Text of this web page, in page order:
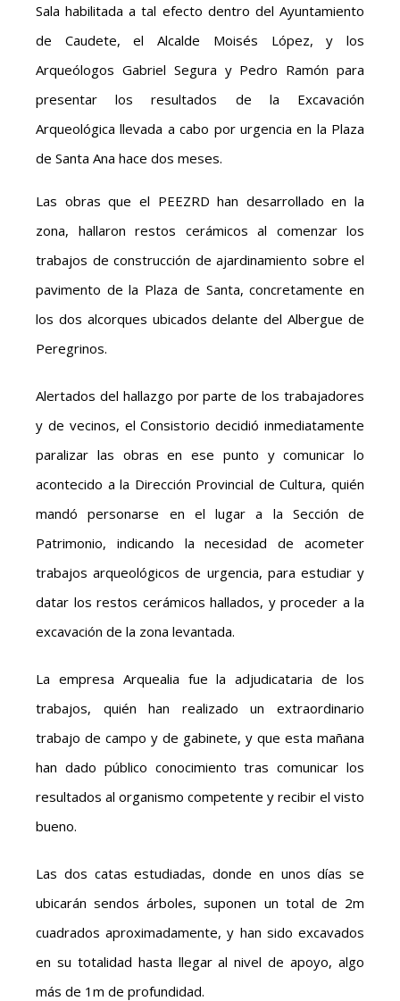
Sala habilitada a tal efecto dentro del Ayuntamiento
de Caudete, el Alcalde Moisés López, y los
Arqueólogos Gabriel Segura y Pedro Ramón para
presentar los resultados de la Excavación
Arqueológica llevada a cabo por urgencia en la Plaza
de Santa Ana hace dos meses.
Las obras que el PEEZRD han desarrollado en la
zona, hallaron restos cerámicos al comenzar los
trabajos de construcción de ajardinamiento sobre el
pavimento de la Plaza de Santa, concretamente en
los dos alcorques ubicados delante del Albergue de
Peregrinos.
Alertados del hallazgo por parte de los trabajadores
y de vecinos, el Consistorio decidió inmediatamente
paralizar las obras en ese punto y comunicar lo
acontecido a la Dirección Provincial de Cultura, quién
mandó personarse en el lugar a la Sección de
Patrimonio, indicando la necesidad de acometer
trabajos arqueológicos de urgencia, para estudiar y
datar los restos cerámicos hallados, y proceder a la
excavación de la zona levantada.
La empresa Arquealia fue la adjudicataria de los
trabajos, quién han realizado un extraordinario
trabajo de campo y de gabinete, y que esta mañana
han dado público conocimiento tras comunicar los
resultados al organismo competente y recibir el visto
bueno.
Las dos catas estudiadas, donde en unos días se
ubicarán sendos árboles, suponen un total de 2m
cuadrados aproximadamente, y han sido excavados
en su totalidad hasta llegar al nivel de apoyo, algo
más de 1m de profundidad.